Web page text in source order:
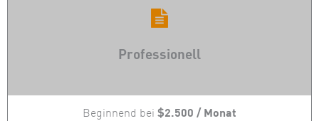
Professionell
Beginnend bei $2.500 / Monat